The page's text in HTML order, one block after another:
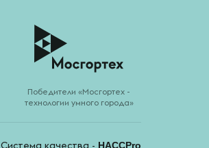
Победители «Мосгортех -
технологии умного города»
Система качества - HACCPro